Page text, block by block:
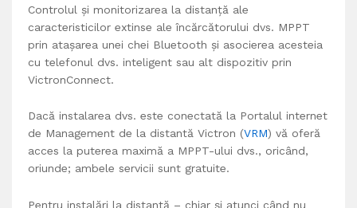
Controlul și monitorizarea la distanță ale
caracteristicilor extinse ale încărcătorului dvs. MPPT
prin atașarea unei chei Bluetooth și asocierea acesteia
cu telefonul dvs. inteligent sau alt dispozitiv prin
VictronConnect.
Dacă instalarea dvs. este conectată la Portalul internet
de Management de la distantă Victron (VRM) vă oferă
acces la puterea maximă a MPPT-ului dvs., oricând,
oriunde; ambele servicii sunt gratuite.
Pentru instalări la distanță – chiar și atunci când nu